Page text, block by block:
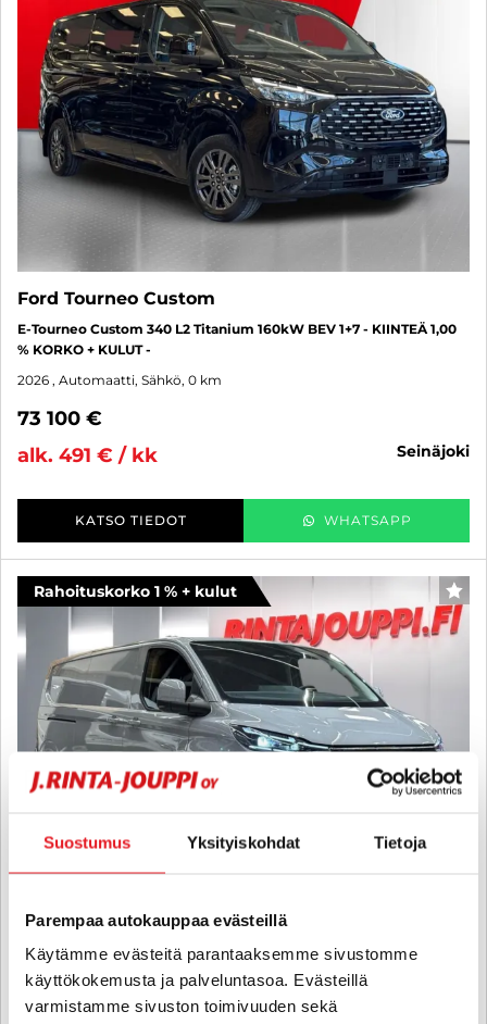
Suostumus Yksityiskohdat Tietoja
Parempaa autokauppaa evästeillä
Käytämme evästeitä parantaaksemme sivustomme
käyttökokemusta ja palveluntasoa. Evästeillä
varmistamme sivuston toimivuuden sekä
Ford Tourneo Custom
E-Tourneo Custom 340 L2 Titanium 160kW BEV 1+7 - KIINTEÄ 1,00
% KORKO + KULUT -
2026 , Automaatti, Sähkö, 0 km
73 100 €
alk. 491 € / kk
seinäjoki
KATSO TIEDOT WHATSAPP
Rahoituskorko 1 % + kulut
Ford Transit Custom
Van 320 PHEV 232 hv eCVT FWD Limited L2 - KIINTEÄ 1,00 %
KORKO + KULUT -